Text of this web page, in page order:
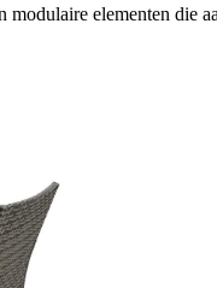
elementen die